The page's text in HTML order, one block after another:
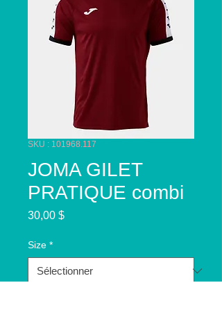
SKU : 101968.117
JOMA GILET
PRATIQUE combi
30,00 $Prix
Size *